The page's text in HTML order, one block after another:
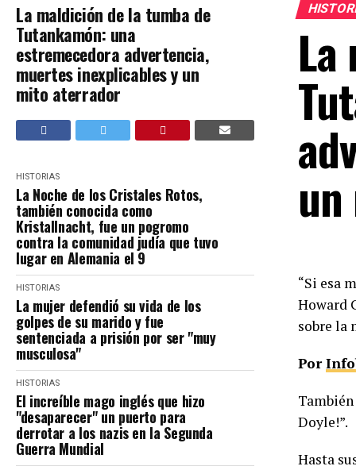
La maldición de la tumba de
Tutankamón: una
estremecedora advertencia,
muertes inexplicables y un
mito aterrador
HISTORIAS
La Noche de los Cristales Rotos,
también conocida como
Kristallnacht, fue un pogromo
contra la comunidad judía que tuvo
lugar en Alemania el 9
HISTORIAS
La mujer defendió su vida de los
golpes de su marido y fue
sentenciada a prisión por ser "muy
musculosa"
HISTORIAS
El increíble mago inglés que hizo
"desaparecer" un puerto para
derrotar a los nazis en la Segunda
Guerra Mundial
“Si esa
Howard
sobre la
Por
Doyle!”.
Hasta